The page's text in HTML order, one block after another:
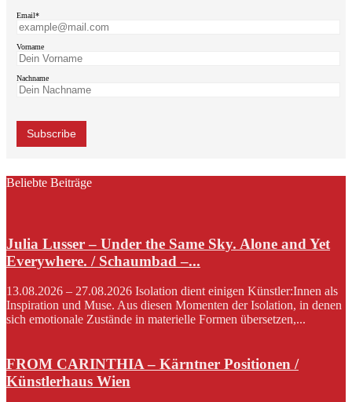
Email*
Vorname
Nachname
Beliebte Beiträge
Julia Lusser – Under the Same Sky. Alone and Yet
Everywhere. / Schaumbad –...
13.08.2026 – 27.08.2026 Isolation dient einigen Künstler:Innen als
Inspiration und Muse. Aus diesen Momenten der Isolation, in denen
sich emotionale Zustände in materielle Formen übersetzen,...
FROM CARINTHIA – Kärntner Positionen /
Künstlerhaus Wien